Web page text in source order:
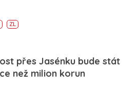
ZL
přes Jasénku bude stát
než milion korun